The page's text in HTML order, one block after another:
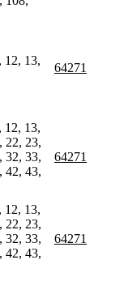
12, 13,
64271
12, 13,
22, 23,
32, 33,
42, 43,
64271
12, 13,
22, 23,
32, 33,
42, 43,
64271